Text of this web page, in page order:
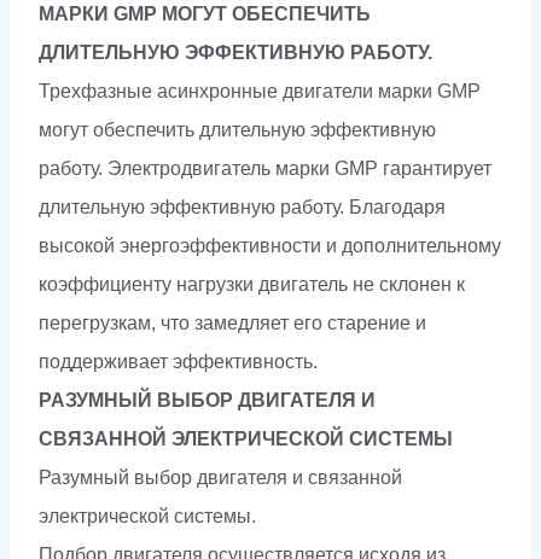
МАРКИ GMP МОГУТ ОБЕСПЕЧИТЬ
ДЛИТЕЛЬНУЮ ЭФФЕКТИВНУЮ РАБОТУ.
Трехфазные асинхронные двигатели марки GMP
могут обеспечить длительную эффективную
работу. Электродвигатель марки GMP гарантирует
длительную эффективную работу. Благодаря
высокой энергоэффективности и дополнительному
коэффициенту нагрузки двигатель не склонен к
перегрузкам, что замедляет его старение и
поддерживает эффективность.
РАЗУМНЫЙ ВЫБОР ДВИГАТЕЛЯ И
СВЯЗАННОЙ ЭЛЕКТРИЧЕСКОЙ СИСТЕМЫ
Разумный выбор двигателя и связанной
электрической системы.
Подбор двигателя осуществляется исходя из